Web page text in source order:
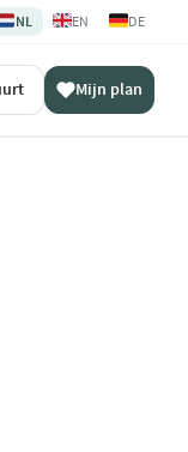
NL 🇬🇧EN 🇩🇪DE
Mijn plan